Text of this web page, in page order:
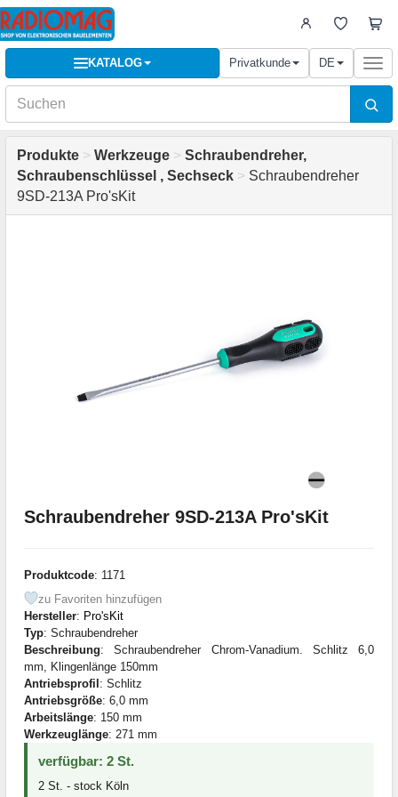
KATALOG Privatkunde DE
Produkte > Werkzeuge > Schraubendreher,
Schraubenschlüssel , Sechseck > Schraubendreher
9SD-213A Pro'sKit
Schraubendreher 9SD-213A Pro'sKit
Produktcode: 1171
zu Favoriten hinzufügen
Hersteller: Pro'sKit
Typ: Schraubendreher
Beschreibung: Schraubendreher Chrom-Vanadium. Schlitz 6,0
mm, Klingenlänge 150mm
Antriebsprofil: Schlitz
Antriebsgröße: 6,0 mm
Arbeitslänge: 150 mm
Werkzeuglänge: 271 mm
verfügbar: 2 St.
2 St. - stock Köln